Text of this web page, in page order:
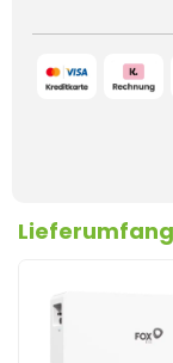
Lieferumfang